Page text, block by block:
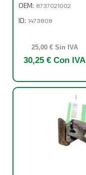
OEM: 8737021002
ID: 1473808
25,00 € Sin IVA
30,25 € Con IVA